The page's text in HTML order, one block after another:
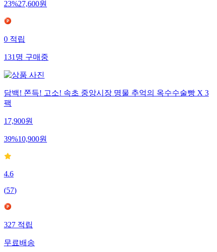
23%27,600원
0적립
131명구매중
담백! 쫀득! 고소! 속초 중앙시장 명물 추억의 옥수수술빵 X 3
팩
17,900원
39%10,900원
4.6
(57)
327적립
무료배송